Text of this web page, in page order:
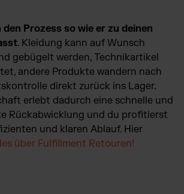
Prozess so wie er zu deinen
. Kleidung kann auf Wunsch
gebügelt werden, Technikartikel
andere Produkte wandern nach
direkt zurück ins Lager.
erlebt dadurch eine schnelle und
Rückabwicklung und du profitierst
und klaren Ablauf. Hier
über Fulfillment Retouren!